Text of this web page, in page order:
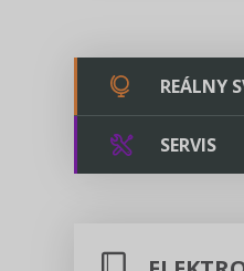
REÁLNY
Chovateľstvo a
Doprava
SERVIS
Kontakt